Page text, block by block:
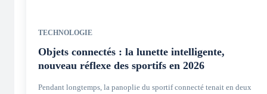
TECHNOLOGIE
Objets connectés : la lunette intelligente,
nouveau réflexe des sportifs en 2026
Pendant longtemps, la panoplie du sportif connecté tenait en deux